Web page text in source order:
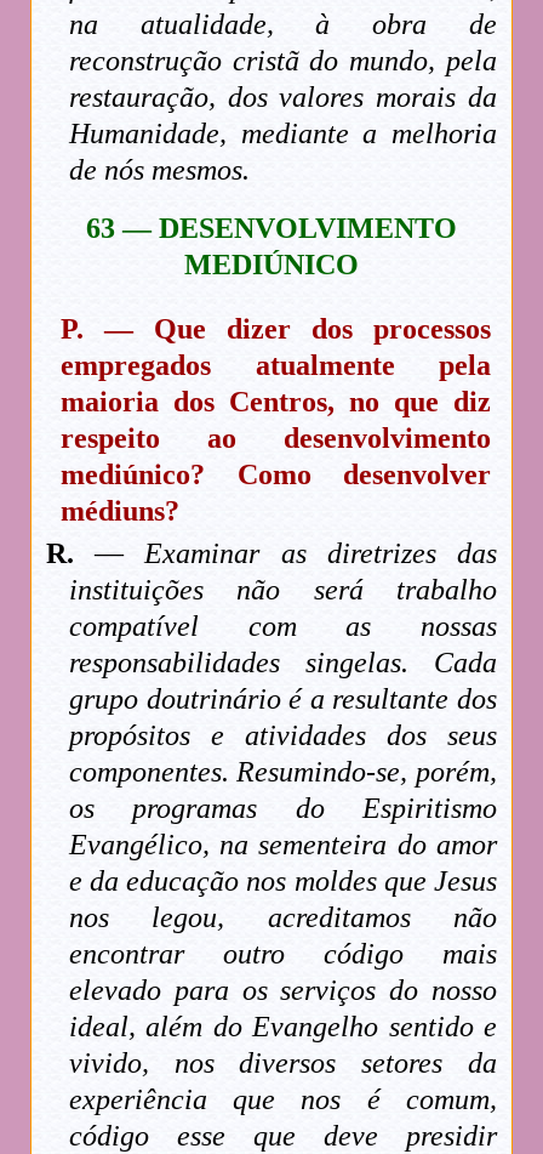
na atualidade, à obra de
reconstrução cristã do mundo, pela
restauração, dos valores morais da
Humanidade, mediante a melhoria
de nós mesmos.
63 — DESENVOLVIMENTO
MEDIÚNICO
P. — Que dizer dos processos
empregados atualmente pela
maioria dos Centros, no que diz
respeito ao desenvolvimento
mediúnico? Como desenvolver
médiuns?
R.— Examinar as diretrizes das
instituições não será trabalho
compatível com as nossas
responsabilidades singelas. Cada
grupo doutrinário é a resultante dos
propósitos e atividades dos seus
componentes. Resumindo-se, porém,
os programas do Espiritismo
Evangélico, na sementeira do amor
e da educação nos moldes que Jesus
nos legou, acreditamos não
encontrar outro código mais
elevado para os serviços do nosso
ideal, além do Evangelho sentido e
vivido, nos diversos setores da
experiência que nos é comum,
código esse que deve presidir